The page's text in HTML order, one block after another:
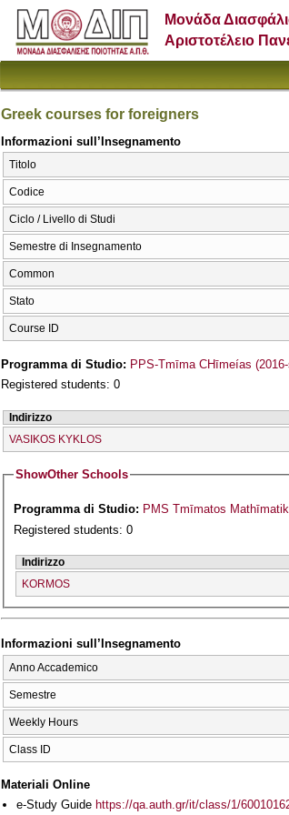
Μονάδα
Αριστοτέλειο
Greek courses for foreigners
Informazioni sull’Insegnamento
Titolo
Codice
Ciclo / Livello di Studi
Semestre di Insegnamento
Common
Stato
Course ID
Programma di Studio: PPS-Tmīma CΗīmeías
Registered students: 0
Indirizzo
VASIKOS KYKLOS
ShowOther Schools
Programma di Studio: PMS Tmīmatos
Registered students: 0
Indirizzo
KORMOS
Informazioni sull’Insegnamento
Anno Accademico
Semestre
Weekly Hours
Class ID
Materiali Online
e-Study Guide https://qa.auth.gr/it/class/1/